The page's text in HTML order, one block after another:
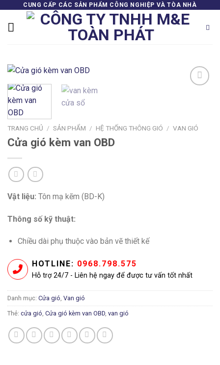
content
CUNG CẤP CÁC SẢN PHẨM CÔNG NGHIỆP VÀ TÒA NHÀ
TRANG CHỦ / SẢN PHẨM / HỆ THỐNG THÔNG GIÓ / VAN GIÓ
Cửa gió kèm van OBD
Vật liệu: Tôn mạ kẽm (BD-K)
Thông số kỹ thuật:
Chiều dài phụ thuộc vào bản vẽ thiết kế
HOTLINE: 0968.798.575
Hỗ trợ 24/7 - Liên hệ ngay để được tư vấn tốt nhất
Danh mục: Cửa gió Van gió
Thẻ: cửa gió Cửa gió kèm van OBD van gió